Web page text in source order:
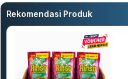
Rekomendasi Produk